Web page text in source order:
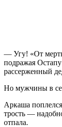
— Угу! «От
подражая
рассерженный
Но мужчины в
Аркаша
трость —
отпала.